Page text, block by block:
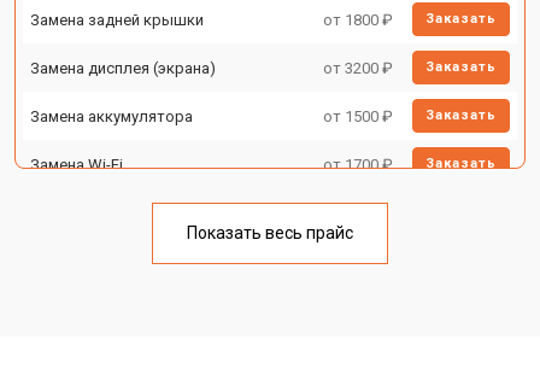
Замена задней крышки от 1800 ₽ Заказать
Замена дисплея (экрана) от 3200 ₽ Заказать
Замена аккумулятора от 1500 ₽ Заказать
Замена Wi-Fi от 1700 ₽ Заказать
от 1750 ₽
Показать весь прайс